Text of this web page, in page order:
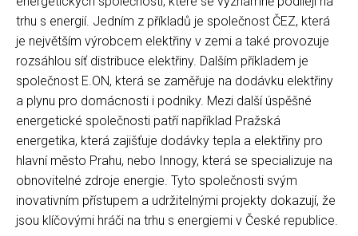
trhu s energií. Jedním z příkladů je společnost ČEZ, která
je největším výrobcem elektřiny v zemi a také provozuje
rozsáhlou síť distribuce elektřiny. Dalším příkladem je
společnost E.ON, která se zaměřuje na dodávku elektřiny
a plynu pro domácnosti i podniky. Mezi další úspěšné
energetické společnosti patří například Pražská
energetika, která zajišťuje dodávky tepla a elektřiny pro
hlavní město Prahu, nebo Innogy, která se specializuje na
obnovitelné zdroje energie. Tyto společnosti svým
inovativním přístupem a udržitelnými projekty dokazují, že
jsou klíčovými hráči na trhu s energiemi v České republice.